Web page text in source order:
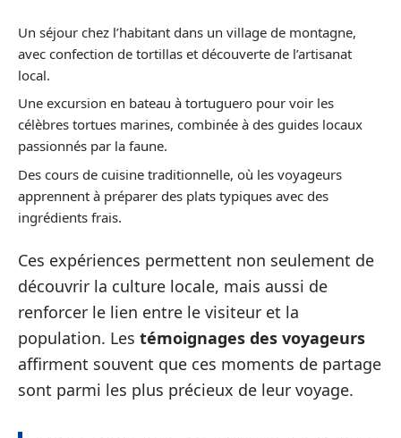
Un séjour chez l’habitant dans un village de montagne,
avec confection de tortillas et découverte de l’artisanat
local.
Une excursion en bateau à tortuguero pour voir les
célèbres tortues marines, combinée à des guides locaux
passionnés par la faune.
Des cours de cuisine traditionnelle, où les voyageurs
apprennent à préparer des plats typiques avec des
ingrédients frais.
Ces expériences permettent non seulement de
découvrir la culture locale, mais aussi de
renforcer le lien entre le visiteur et la
population. Les témoignages des voyageurs
affirment souvent que ces moments de partage
sont parmi les plus précieux de leur voyage.